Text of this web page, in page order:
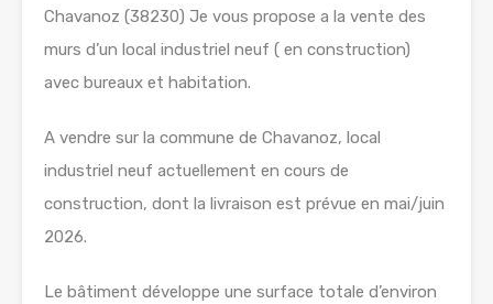
Chavanoz (38230) Je vous propose a la vente des
murs d’un local industriel neuf ( en construction)
avec bureaux et habitation.
A vendre sur la commune de Chavanoz, local
industriel neuf actuellement en cours de
construction, dont la livraison est prévue en mai/juin
2026.
Le bâtiment développe une surface totale d’environ